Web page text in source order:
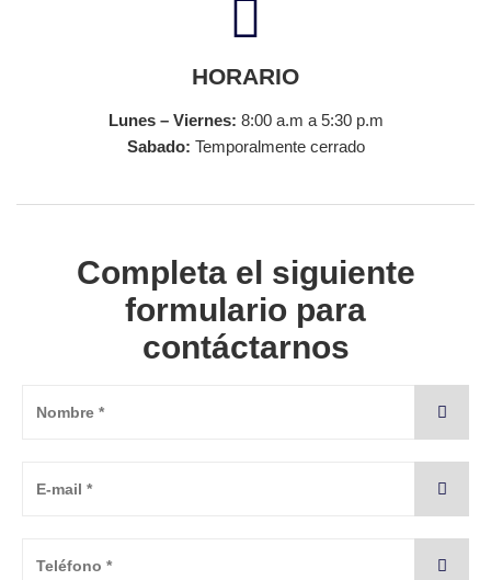
HORARIO
Lunes – Viernes: 8:00 a.m a 5:30 p.m
Sabado: Temporalmente cerrado
Completa el siguiente
formulario para
contáctarnos